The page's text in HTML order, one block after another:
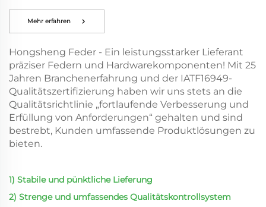
Mehr erfahren
Hongsheng Feder - Ein leistungsstarker Lieferant
präziser Federn und Hardwarekomponenten! Mit 25
Jahren Branchenerfahrung und der IATF16949-
Qualitätszertifizierung haben wir uns stets an die
Qualitätsrichtlinie „fortlaufende Verbesserung und
Erfüllung von Anforderungen“ gehalten und sind
bestrebt, Kunden umfassende Produktlösungen zu
bieten.
1) Stabile und pünktliche Lieferung
2) Strenge und umfassendes Qualitätskontrollsystem